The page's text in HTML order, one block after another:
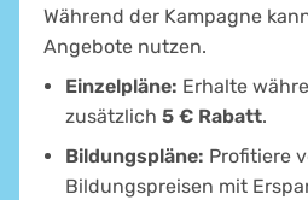
Während der Kampagne
Angebote nutzen.
Einzelpläne: Erhalte
zusätzlich 5 € Rabatt.
Bildungspläne: Profitiere
Bildungspreisen mit